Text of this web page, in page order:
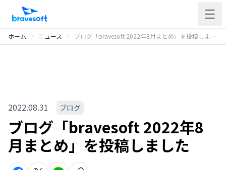
ホーム ニュース ブログ「bravesoft 2022年8月まとめ」を投稿しました
2022.08.31 ブログ
ブログ「bravesoft 2022年8
月まとめ」を投稿しました